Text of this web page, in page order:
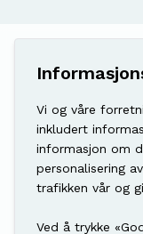
Vi og våre
inkludert
informasjon om
personalisering
trafikken vår og
Ved å trykke